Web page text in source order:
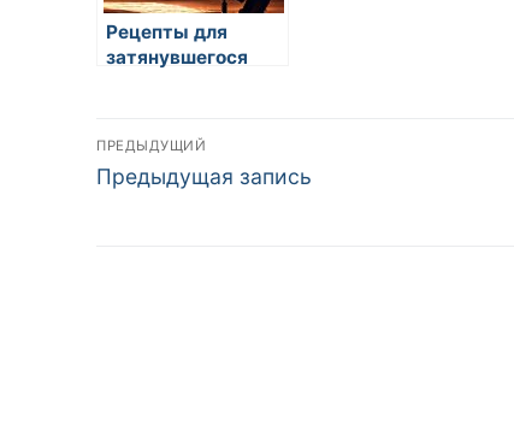
Рецепты для
затянувшегося
Навигация
по
ПРЕДЫДУЩИЙ
Предыдущая
Предыдущая запись